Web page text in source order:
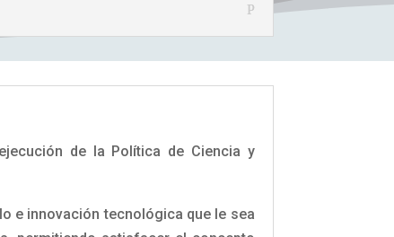
de la Política de Ciencia y
e innovación tecnológica que le sea